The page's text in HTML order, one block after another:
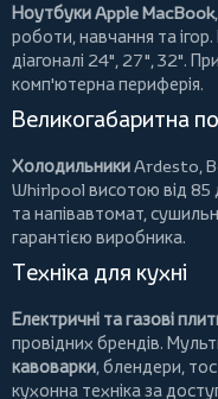
Ноутбуки Apple MacBook,
роботи, навчання та
діагоналі 24", 27", 32".
комп'ютерна периферія.
Великогабаритна
ХолодильникиArdesto,
Whirlpool висотою від
та напівавтомат,
гарантією виробника.
Техніка для кухні
Електричні та газові
провідних брендів.
кавоварки,блендери,
кухонна техніка за